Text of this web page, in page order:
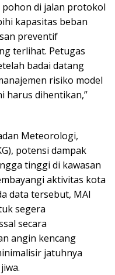
pohon di jalan protokol
kapasitas beban
preventif
terlihat. Petugas
badai datang
risiko model
harus dihentikan,”
Meteorologi,
potensi dampak
tinggi di kawasan
aktivitas kota
data tersebut, MAI
segera
secara
angin kencang
jatuhnya